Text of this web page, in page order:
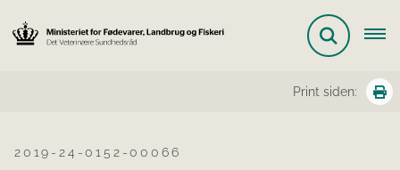
Print siden:
2019-24-0152-00066